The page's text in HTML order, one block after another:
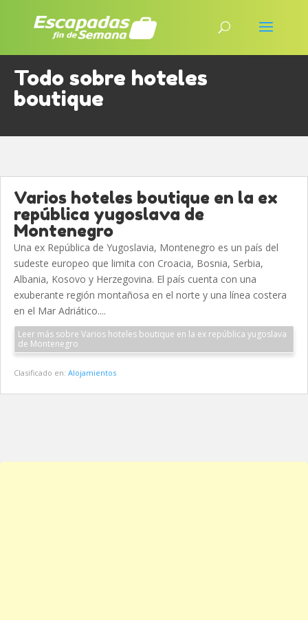
Todo sobre hoteles
boutique
Varios hoteles boutique en la ex
república yugoslava de
Montenegro
Una ex República de Yugoslavia, Montenegro es un país del
sudeste europeo que limita con Croacia, Bosnia, Serbia,
Albania, Kosovo y Herzegovina. El país cuenta con una
exuberante región montañosa en el norte y una línea costera
en el Mar Adriático....
Leer más sobre Varios hoteles boutique en la ex república yugoslava
de Montenegro
Clasificado en: Alojamientos